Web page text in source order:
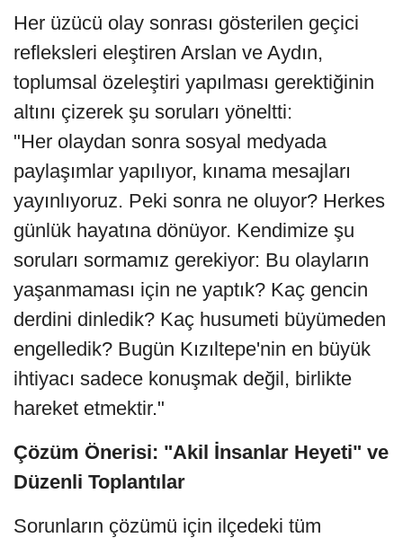
Her üzücü olay sonrası gösterilen geçici
refleksleri eleştiren Arslan ve Aydın,
toplumsal özeleştiri yapılması gerektiğinin
altını çizerek şu soruları yöneltti:
"Her olaydan sonra sosyal medyada
paylaşımlar yapılıyor, kınama mesajları
yayınlıyoruz. Peki sonra ne oluyor? Herkes
günlük hayatına dönüyor. Kendimize şu
soruları sormamız gerekiyor: Bu olayların
yaşanmaması için ne yaptık? Kaç gencin
derdini dinledik? Kaç husumeti büyümeden
engelledik? Bugün Kızıltepe'nin en büyük
ihtiyacı sadece konuşmak değil, birlikte
hareket etmektir."
Çözüm Önerisi: "Akil İnsanlar Heyeti" ve
Düzenli Toplantılar
Sorunların çözümü için ilçedeki tüm